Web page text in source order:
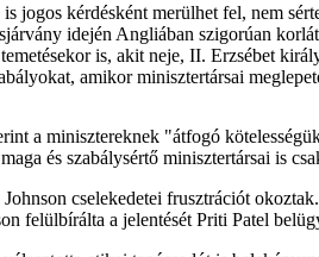
jogos kérdésként merülhet fel, nem
idején Angliában szigorúan
is, akit neje, II. Erzsébet
amikor minisztertársai
a minisztereknek "átfogó
és szabálysértő minisztertársai is
cselekedetei frusztrációt
felülbírálta a jelentését Priti Patel